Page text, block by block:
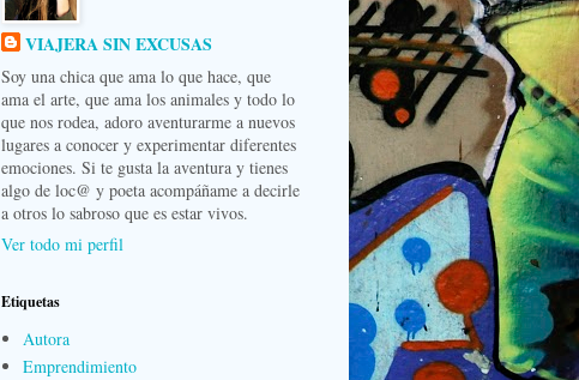
VIAJERA SIN EXCUSAS
Soy una chica que ama lo que hace, que
ama el arte, que ama los animales y todo lo
que nos rodea, adoro aventurarme a nuevos
lugares a conocer y experimentar diferentes
emociones. Si te gusta la aventura y tienes
algo de loc@ y poeta acompáñame a decirle
a otros lo sabroso que es estar vivos.
Ver todo mi perfil
Etiquetas
Autora
Emprendimiento